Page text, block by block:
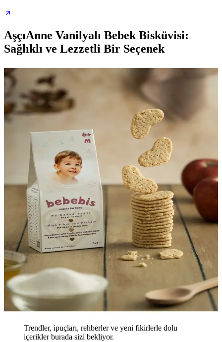
AşçıAnne Vanilyalı Bebek Bisküvisi:
Sağlıklı ve Lezzetli Bir Seçenek
Trendler, ipuçları, rehberler ve yeni fikirlerle dolu
içerikler burada sizi bekliyor.